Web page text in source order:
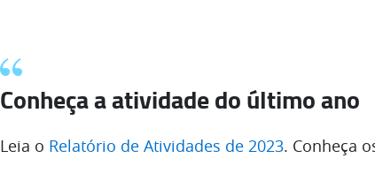
Conheça a atividade do último ano
Leia o Relatório de Atividades de 2023. Conheça